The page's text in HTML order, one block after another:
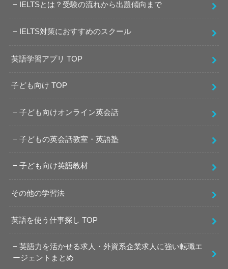
IELTSとは？受験の流れから出題傾向まで
IELTS対策におすすめのスクール
英語学習アプリ TOP
子ども向け TOP
子ども向けオンライン英会話
子どもの英会話教室・英語塾
子ども向け英語教材
その他の学習法
英語を使う仕事探し TOP
英語力を活かせる求人・外資系企業求人に強い転職エ
ージェントまとめ